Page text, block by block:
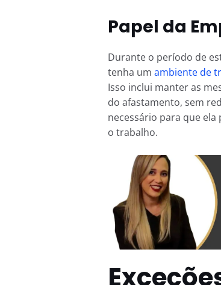
Papel da
Durante o período de
tenha um ambiente de
Isso inclui manter as
do afastamento, sem
necessário para que
o trabalho.